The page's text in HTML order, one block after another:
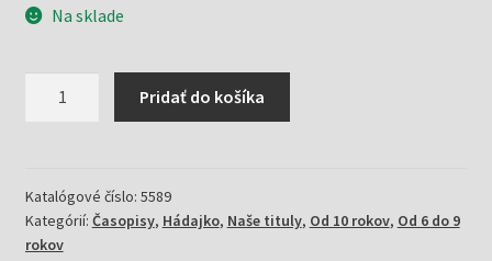
Na sklade
neuveriteľne
otravný
hmyz
Pridať do košíka
Katalógové číslo: 5589
Kategórií: Časopisy, Hádajko, Naše tituly, Od 10 rokov, Od 6 do 9
rokov